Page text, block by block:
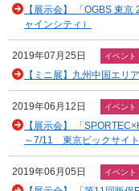
【展示会】 「OGBS 東
ャインシティ）
2019年07月25日 イベント
【ミニ展】九州中国エ
2019年06月12日 イベント
【展示会】 「
～7/11 東京ビックサイト
2019年06月05日 イベント